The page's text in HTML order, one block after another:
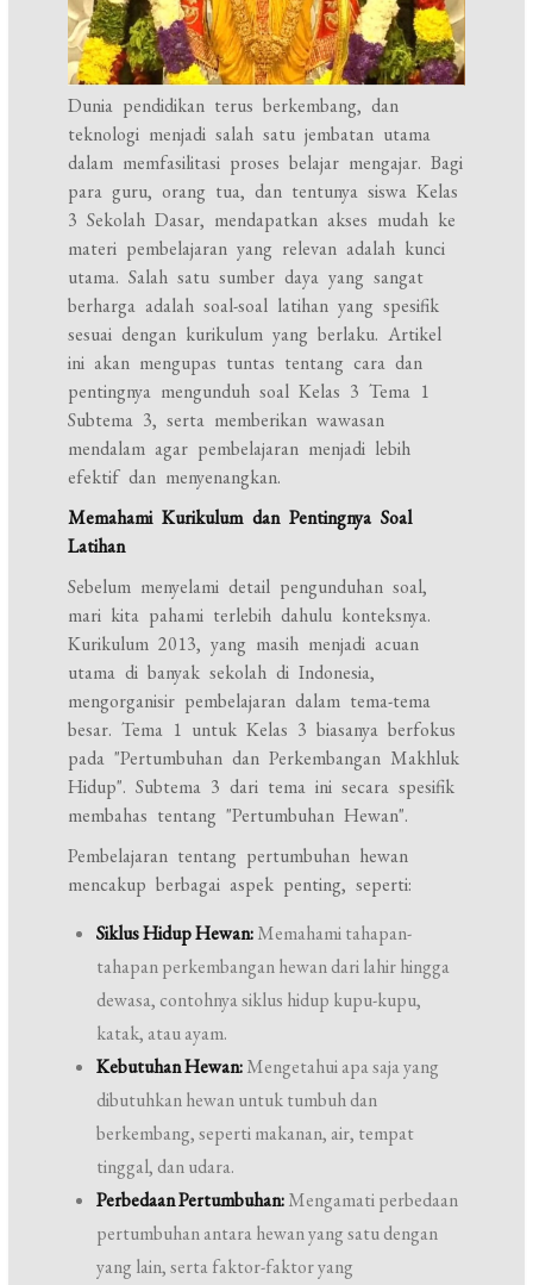
Dunia pendidikan terus berkembang, dan
teknologi menjadi salah satu jembatan utama
dalam memfasilitasi proses belajar mengajar. Bagi
para guru, orang tua, dan tentunya siswa Kelas
3 Sekolah Dasar, mendapatkan akses mudah ke
materi pembelajaran yang relevan adalah kunci
utama. Salah satu sumber daya yang sangat
berharga adalah soal-soal latihan yang spesifik
sesuai dengan kurikulum yang berlaku. Artikel
ini akan mengupas tuntas tentang cara dan
pentingnya mengunduh soal Kelas 3 Tema 1
Subtema 3, serta memberikan wawasan
mendalam agar pembelajaran menjadi lebih
efektif dan menyenangkan.
Memahami Kurikulum dan Pentingnya Soal
Latihan
Sebelum menyelami detail pengunduhan soal,
mari kita pahami terlebih dahulu konteksnya.
Kurikulum 2013, yang masih menjadi acuan
utama di banyak sekolah di Indonesia,
mengorganisir pembelajaran dalam tema-tema
besar. Tema 1 untuk Kelas 3 biasanya berfokus
pada "Pertumbuhan dan Perkembangan Makhluk
Hidup". Subtema 3 dari tema ini secara spesifik
membahas tentang "Pertumbuhan Hewan".
Pembelajaran tentang pertumbuhan hewan
mencakup berbagai aspek penting, seperti:
Siklus Hidup Hewan:Memahami tahapan-
tahapan perkembangan hewan dari lahir hingga
dewasa, contohnya siklus hidup kupu-kupu,
katak, atau ayam.
Kebutuhan Hewan:Mengetahui apa saja yang
dibutuhkan hewan untuk tumbuh dan
berkembang, seperti makanan, air, tempat
tinggal, dan udara.
Perbedaan Pertumbuhan:Mengamati perbedaan
pertumbuhan antara hewan yang satu dengan
yang lain, serta faktor-faktor yang